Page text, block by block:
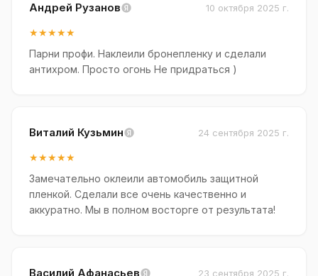
Андрей Рузанов 10 октября 2025 г.
★★★★★
Парни профи. Наклеили бронепленку и сделали
антихром. Просто огонь Не придраться )
Виталий Кузьмин 24 сентября 2025 г.
★★★★★
Замечательно оклеили автомобиль защитной
пленкой. Сделали все очень качественно и
аккуратно. Мы в полном восторге от результата!
Василий Афанасьев 23 сентября 2025 г.